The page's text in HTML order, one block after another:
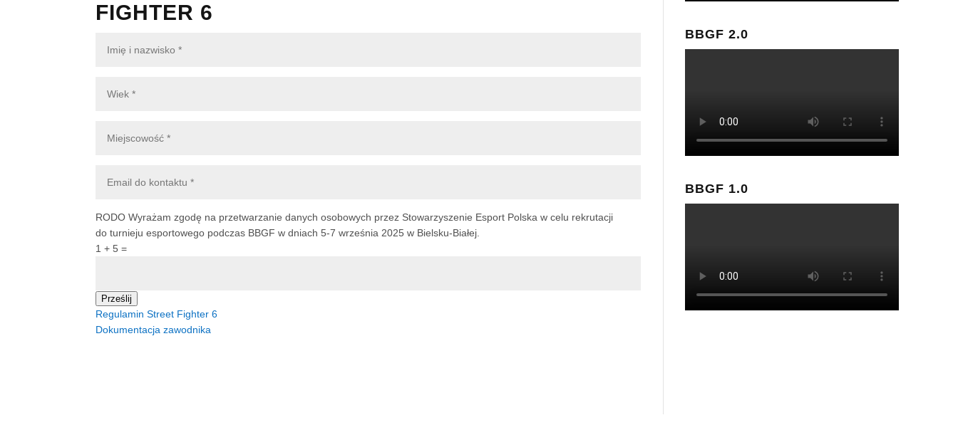
FIGHTER 6
RODO Wyrażam zgodę na przetwarzanie danych osobowych przez Stowarzyszenie Esport Polska w celu rekrutacji
do turnieju esportowego podczas BBGF w dniach 5-7 września 2025 w Bielsku-Białej.
1 + 5 =
Prześlij
Regulamin Street Fighter 6
Dokumentacja zawodnika
BBGF 2.0
BBGF 1.0